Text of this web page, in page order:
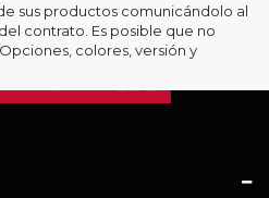
sus productos comunicándolo al
contrato. Es posible que no
colores, versión y